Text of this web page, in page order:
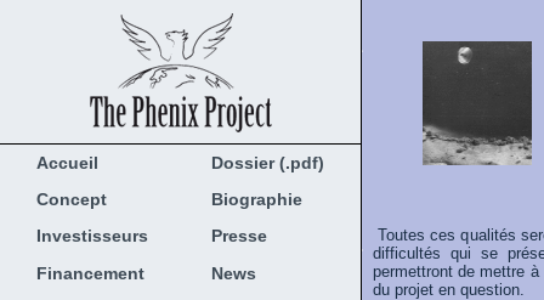
Accueil
Dossier (.pdf)
Concept
Biographie
Investisseurs
Presse
Financement
News
Toutes ces qualités
difficultés qui se
permettront de mettre
du projet en question.